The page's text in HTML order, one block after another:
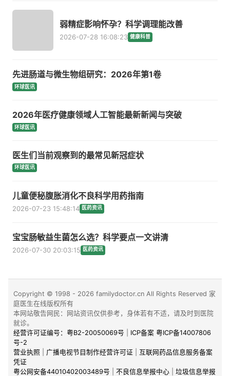
弱精症影响怀孕？科学调理能改善
2026-07-28 16:08:23 健康科普
先进肠道与微生物组研究：2026年第1卷
环球医讯
2026年医疗健康领域人工智能最新新闻与突破
环球医讯
医生们当前观察到的最常见新冠症状
环球医讯
儿童便秘腹胀消化不良科学用药指南
2026-07-23 15:48:14 医药资讯
宝宝肠敏益生菌怎么选？科学要点一文讲清
2026-07-30 20:03:15 医药资讯
Copyright © 1998 - 2026 familydoctor.cn All Rights Reserved 家
庭医生在线版权所有
本网站敬告网民：网站资讯仅供参考，身体若有不适，请及时到医院
就诊。
经营许可证编号：粤B2-20050069号
ICP备案 粤ICP备14007806
号-2
营业执照
广播电视节目制作经营许可证
互联网药品信息服务备案
凭证
粤公网安备44010402003489号
不良信息举报中心| 垃圾信息举报